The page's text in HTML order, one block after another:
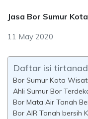
Jasa Bor Sumur
11 May 2020
Daftar isi
Bor Sumur Kota
Ahli Sumur Bor
Bor Mata Air Tanah
Bor AIR Tanah bersih